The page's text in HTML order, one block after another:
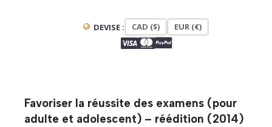
DEVISE : CAD ($) EUR (€)
Favoriser la réussite des examens (pour
adulte et adolescent) – réédition (2014)